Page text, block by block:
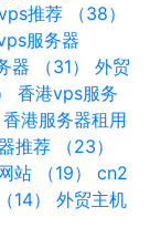
推荐 （38）
服务器
器 （31）
外贸
香港vps服务
香港服务器租用
推荐 （23）
站 （19）
cn2
14）
外贸主机